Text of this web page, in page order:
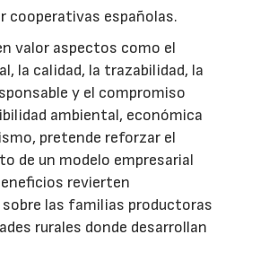
cooperativas españolas.
valor aspectos como el
la calidad, la trazabilidad, la
y el compromiso
ambiental, económica
pretende reforzar el
de un modelo empresarial
revierten
las familias productoras
rurales donde desarrollan